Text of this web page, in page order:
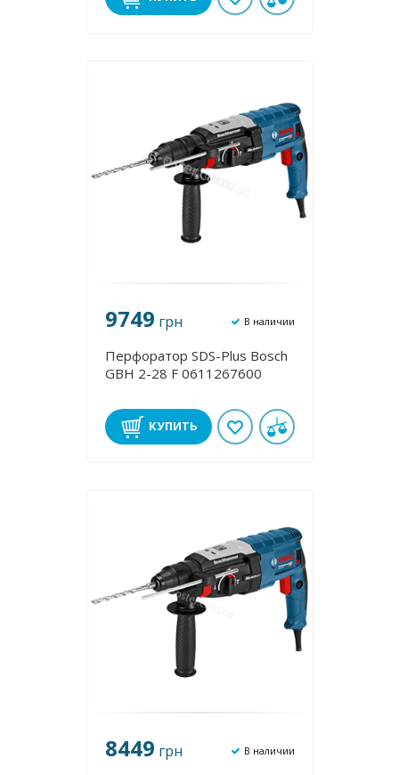
9749 грн В наличии
Перфоратор SDS-Plus Bosch
GBH 2-28 F 0611267600
КУПИТЬ
8449 грн В наличии